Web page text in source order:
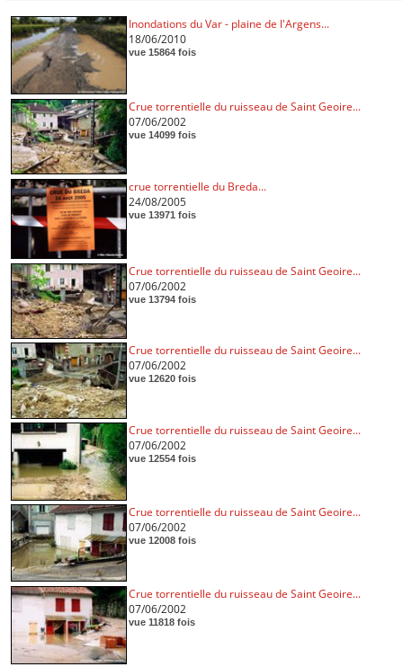
Inondations du Var - plaine de l'Argens...
18/06/2010
vue 15864 fois
Crue torrentielle du ruisseau de Saint Geoire...
07/06/2002
vue 14099 fois
crue torrentielle du Breda...
24/08/2005
vue 13971 fois
Crue torrentielle du ruisseau de Saint Geoire...
07/06/2002
vue 13794 fois
Crue torrentielle du ruisseau de Saint Geoire...
07/06/2002
vue 12620 fois
Crue torrentielle du ruisseau de Saint Geoire...
07/06/2002
vue 12554 fois
Crue torrentielle du ruisseau de Saint Geoire...
07/06/2002
vue 12008 fois
Crue torrentielle du ruisseau de Saint Geoire...
07/06/2002
vue 11818 fois